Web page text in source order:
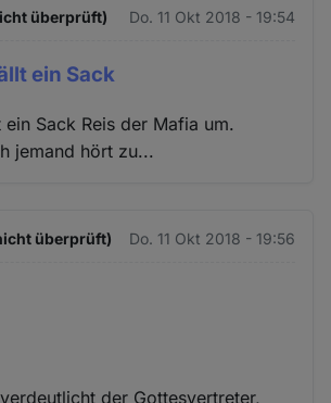
überprüft) Do. 11 Okt 2018 - 19:54
ein Sack
Sack Reis der Mafia um.
jemand hört zu...
überprüft) Do. 11 Okt 2018 - 19:56
der Gottesvertreter,